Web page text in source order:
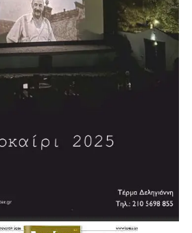
σε ολόκληρη την Αττική
που παρουσίασε ο Νίκος
352 έργα και παρεμβάσεις,
2,587 δισεκατομμυρίων
όλες τις Περιφερειακές Ενότητες
δυνατότητες που
της ανάγκες.